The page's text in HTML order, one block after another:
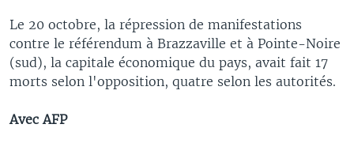
Le 20 octobre, la répression de manifestations
contre le référendum à Brazzaville et à Pointe-Noire
(sud), la capitale économique du pays, avait fait 17
morts selon l'opposition, quatre selon les autorités.
Avec AFP